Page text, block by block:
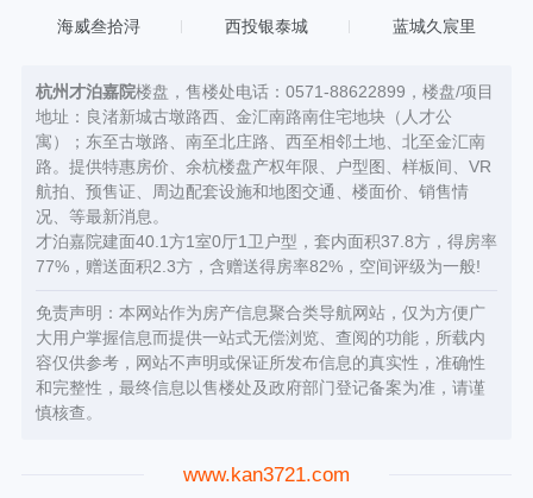
海威叁拾浔 西投银泰城 蓝城久宸里
杭州才泊嘉院楼盘，售楼处电话：0571-88622899，楼盘/项目
地址：良渚新城古墩路西、金汇南路南住宅地块（人才公
寓）；东至古墩路、南至北庄路、西至相邻土地、北至金汇南
路。提供特惠房价、余杭楼盘产权年限、户型图、样板间、VR
航拍、预售证、周边配套设施和地图交通、楼面价、销售情
况、等最新消息。
才泊嘉院建面40.1方1室0厅1卫户型，套内面积37.8方，得房率
77%，赠送面积2.3方，含赠送得房率82%，空间评级为一般!
免责声明：本网站作为房产信息聚合类导航网站，仅为方便广
大用户掌握信息而提供一站式无偿浏览、查阅的功能，所载内
容仅供参考，网站不声明或保证所发布信息的真实性，准确性
和完整性，最终信息以售楼处及政府部门登记备案为准，请谨
慎核查。
www.kan3721.com